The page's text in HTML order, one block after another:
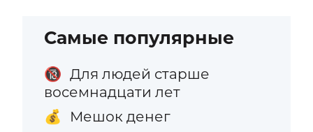
Самые популярные
🔞 Для людей старше
восемнадцати лет
💰 Мешок денег